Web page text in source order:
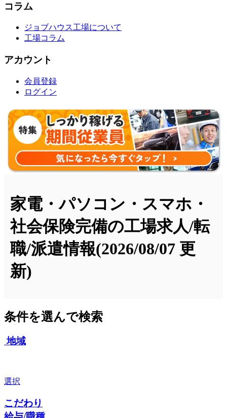
コラム
ジョブハウス工場について
工場コラム
アカウント
会員登録
ログイン
家電・パソコン・スマホ・
社会保険完備の工場求人/転
職/派遣情報(2026/08/07 更
新)
条件を選んで検索
地域
選択
こだわり